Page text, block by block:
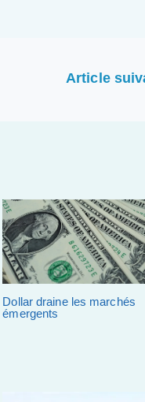
Article
Dollar draine les marchés
émergents